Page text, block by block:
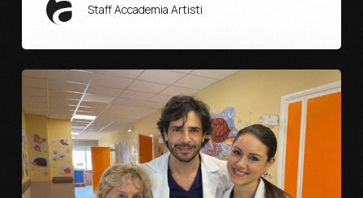
Staff Accademia Artisti